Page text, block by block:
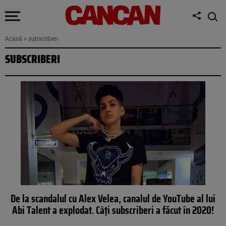
Acasă » subscriberi
SUBSCRIBERI
De la scandalul cu Alex Velea, canalul de YouTube al lui
Abi Talent a explodat. Câți subscriberi a făcut în 2020!